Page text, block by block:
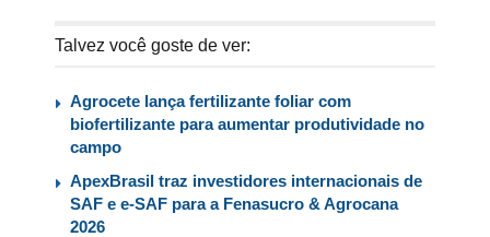
Talvez você goste de ver:
Agrocete lança fertilizante foliar com
biofertilizante para aumentar produtividade no
campo
ApexBrasil traz investidores internacionais de
SAF e e-SAF para a Fenasucro & Agrocana
2026